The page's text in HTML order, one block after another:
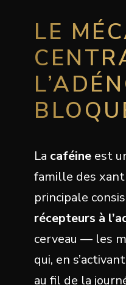
LE
La caféine est
famille des
principale
récepteurs à
cerveau — les
qui, en
au fil de la